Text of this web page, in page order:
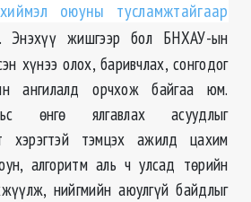
оюуны тусламжтайгаар
Энэхүү жишгээр бол БНХАУ-ын
хүнээ олох, баривчлах, сонгодог
ангилалд орчхож байгаа юм.
өнгө ялгавлах асуудлыг
хэрэгтэй тэмцэх ажилд цахим
алгоритм аль ч улсад төрийн
нийгмийн аюулгүй байдлыг